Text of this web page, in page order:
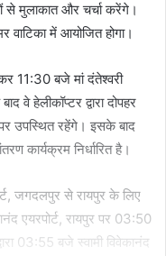
से मुलाकात और चर्चा करेंगे।
में आयोजित होगा।
11:30 बजे मां दंतेश्वरी
वे हेलीकॉप्टर द्वारा दोपहर
उपस्थित रहेंगे। इसके बाद
कार्यक्रम निर्धारित है।
जगदलपुर से रायपुर के लिए
एयरपोर्ट, रायपुर पर 03:50
03:55 बजे स्वामी विवेकानंद